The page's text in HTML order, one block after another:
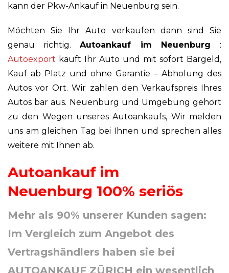
kann der Pkw-Ankauf in Neuenburg sein.
Möchten Sie Ihr Auto verkaufen dann sind Sie
genau richtig. Autoankauf im Neuenburg :
Autoexport kauft Ihr Auto und mit sofort Bargeld,
Kauf ab Platz und ohne Garantie – Abholung des
Autos vor Ort. Wir zahlen den Verkaufspreis Ihres
Autos bar aus. Neuenburg und Umgebung gehört
zu den Wegen unseres Autoankaufs, Wir melden
uns am gleichen Tag bei Ihnen und sprechen alles
weitere mit Ihnen ab.
Autoankauf im
Neuenburg 100% seriös
Mehr als 90% unserer Kunden sagen:
Im Vergleich zum Angebot des
Vertragshändlers haben sie bei
AUTOANKAUF ZÜRICH ein wesentlich